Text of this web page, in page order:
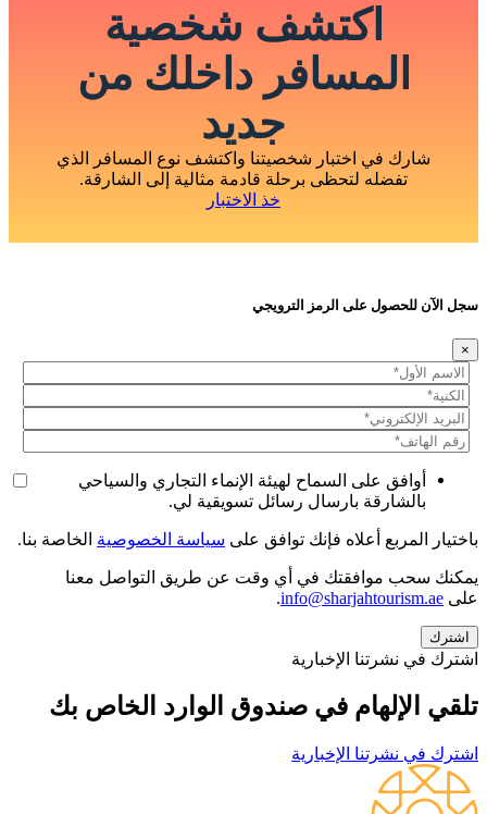
اكتشف شخصية
المسافر داخلك من
جديد
شارك في اختبار شخصيتنا واكتشف نوع المسافر الذي
تفضله لتحظى برحلة قادمة مثالية إلى الشارقة.
خذ الاختبار
سجل الآن للحصول على الرمز الترويجي
×
أوافق على السماح لهيئة الإنماء التجاري والسياحي
بالشارقة بارسال رسائل تسويقية لي.
باختيار المربع أعلاه فإنك توافق على سياسة الخصوصية الخاصة بنا.
يمكنك سحب موافقتك في أي وقت عن طريق التواصل معنا
على info@sharjahtourism.ae
.
اشترك في نشرتنا الإخبارية
تلقي الإلهام في صندوق الوارد الخاص بك
اشترك في نشرتنا الإخبارية